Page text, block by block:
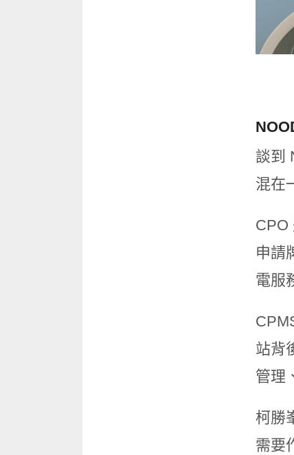
談到
混在
CPO
申請
電服
站背
管理
柯勝
需要